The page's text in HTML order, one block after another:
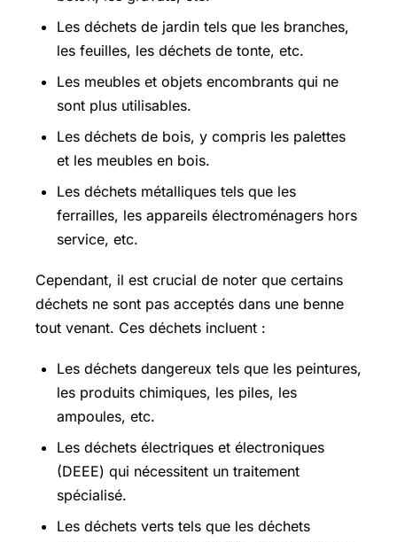
Les déchets de jardin tels que les branches,
les feuilles, les déchets de tonte, etc.
Les meubles et objets encombrants qui ne
sont plus utilisables.
Les déchets de bois, y compris les palettes
et les meubles en bois.
Les déchets métalliques tels que les
ferrailles, les appareils électroménagers hors
service, etc.
Cependant, il est crucial de noter que certains
déchets ne sont pas acceptés dans une benne
tout venant. Ces déchets incluent :
Les déchets dangereux tels que les peintures,
les produits chimiques, les piles, les
ampoules, etc.
Les déchets électriques et électroniques
(DEEE) qui nécessitent un traitement
spécialisé.
Les déchets verts tels que les déchets